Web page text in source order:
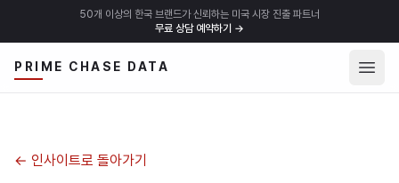
50개 이상의 한국 브랜드가 신뢰하는 미국 시장 진출 파트너
무료 상담 예약하기 →
PRIME CHASE DATA 메뉴
← 인사이트로 돌아가기